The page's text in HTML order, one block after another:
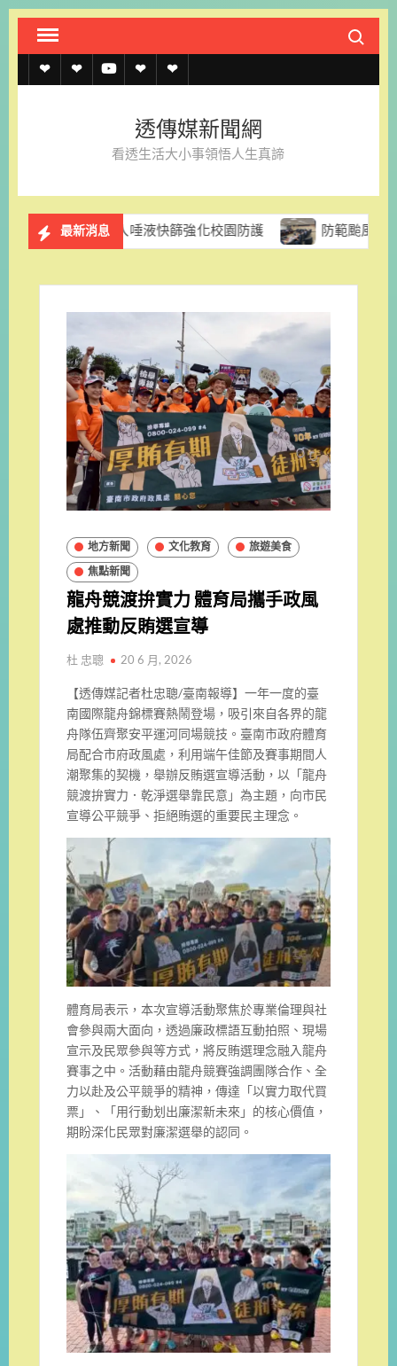
Skip
content
Search
透
約
透
上
記
透 聯
我
官
LINE
透傳媒新聞網
看透生活大小事領悟人生真諦
最新消息
入唾液快篩強化校園防護 防範颱風停電風險 台電台南
地方新聞 文化教育
旅遊美食
焦點新聞
龍舟競渡拚實力 體育局攜手政風
處推動反賄選宣導
杜 忠聰 20 6 月, 2026
【透傳媒記者杜忠聰/臺南報導】一年一度的臺
南國際龍舟錦標賽熱鬧登場，吸引來自各界的龍
舟隊伍齊聚安平運河同場競技。臺南市政府體育
局配合市府政風處，利用端午佳節及賽事期間人
潮聚集的契機，舉辦反賄選宣導活動，以「龍舟
競渡拚實力．乾淨選舉靠民意」為主題，向市民
宣導公平競爭、拒絕賄選的重要民主理念。
體育局表示，本次宣導活動聚焦於專業倫理與社
會參與兩大面向，透過廉政標語互動拍照、現場
宣示及民眾參與等方式，將反賄選理念融入龍舟
賽事之中。活動藉由龍舟競賽強調團隊合作、全
力以赴及公平競爭的精神，傳達「以實力取代買
票」、「用行動划出廉潔新未來」的核心價值，
期盼深化民眾對廉潔選舉的認同。